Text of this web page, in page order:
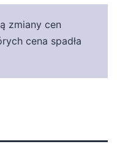
zmiany cen
cena spadła